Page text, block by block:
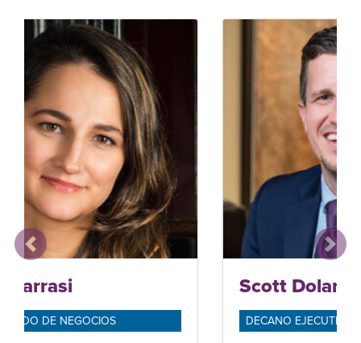
Scott Dolan
DECANO EJECUTIVO
Anterior